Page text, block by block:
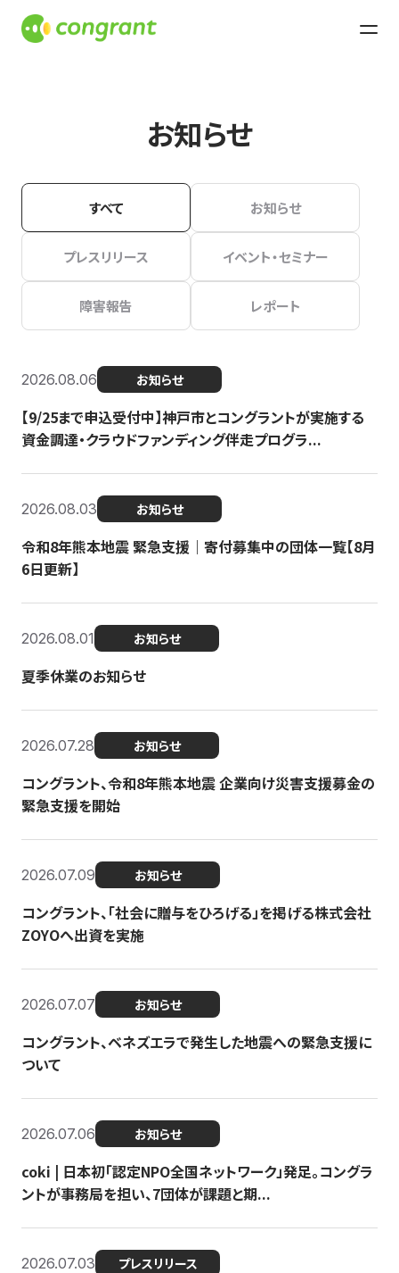
お知らせ
すべて お知らせ
プレスリリース イベント・セミナー
障害報告 レポート
2026.08.06 お知らせ
【9/25まで申込受付中】神戸市とコングラントが実施する
資金調達・クラウドファンディング伴走プログラ...
2026.08.03 お知らせ
令和8年熊本地震 緊急支援｜寄付募集中の団体一覧【8月
6日更新】
2026.08.01 お知らせ
夏季休業のお知らせ
2026.07.28 お知らせ
コングラント、令和8年熊本地震 企業向け災害支援募金の
緊急支援を開始
2026.07.09 お知らせ
コングラント、「社会に贈与をひろげる」を掲げる株式会社
ZOYOへ出資を実施
2026.07.07 お知らせ
コングラント、ベネズエラで発生した地震への緊急支援に
ついて
2026.07.06 お知らせ
coki | 日本初「認定NPO全国ネットワーク」発足。コングラ
ントが事務局を担い、7団体が課題と期...
2026.07.03 プレスリリース